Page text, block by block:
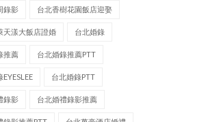
錄影 台北香樹花園飯店迎娶
天漾大飯店證婚 台北婚錄
推薦 台北婚錄推薦PTT
台北婚錄PTT
錄影 台北婚禮錄影推薦